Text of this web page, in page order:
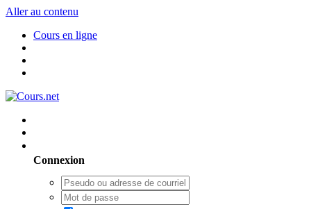
Aller au contenu
Cours en ligne
Connexion